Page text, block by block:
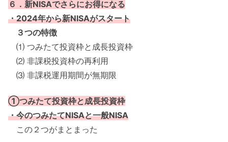
６．新NISAでさらにお得になる
・2024年から新NISAがスタート
３つの特徴
⑴ つみたて投資枠と成長投資枠
⑵ 非課税投資枠の再利用
⑶ 非課税運用期間が無期限
①つみたて投資枠と成長投資枠
・今のつみたてNISAと一般NISA
この２つがまとまった